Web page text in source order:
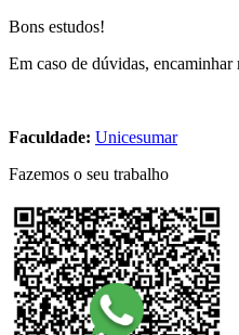
Bons estudos!
Em caso de dúvidas,
Faculdade: Unicesumar
Fazemos o seu trabalho